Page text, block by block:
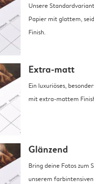
Unsere
Papier mit glattem,
Finish.
Extra-matt
Ein luxuriöses,
mit extra-mattem
Glänzend
Bring deine Fotos zum
unserem